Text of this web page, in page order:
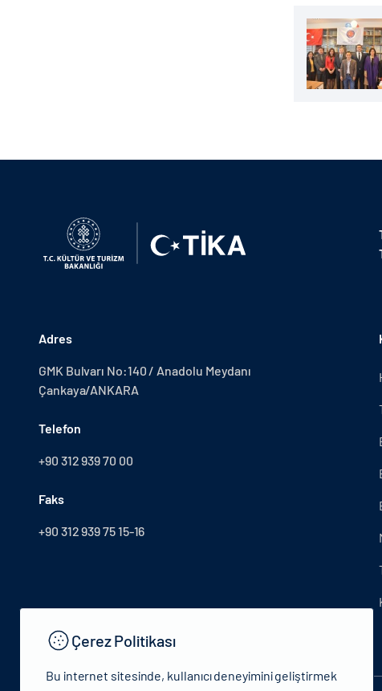
Adres
GMK Bulvarı No:140 / Anadolu Meydanı
Çankaya/ANKARA
Telefon
+90 312 939 70 00
Faks
+90 312 939 75 15-16
Çerez Politikası
Bu internet sitesinde, kullanıcı deneyimini geliştirmek